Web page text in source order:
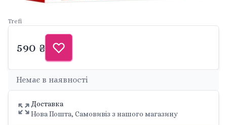
Trefi
590 ₴
Немає в наявності
Доставка
Нова Пошта, Самовивіз з нашого магазину